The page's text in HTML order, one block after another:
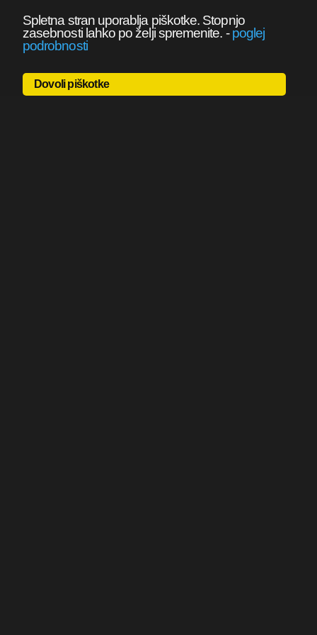
Spletna stran uporablja piškotke. Stopnjo
zasebnosti lahko po želji spremenite. -poglej
podrobnosti
Dovoli piškotke